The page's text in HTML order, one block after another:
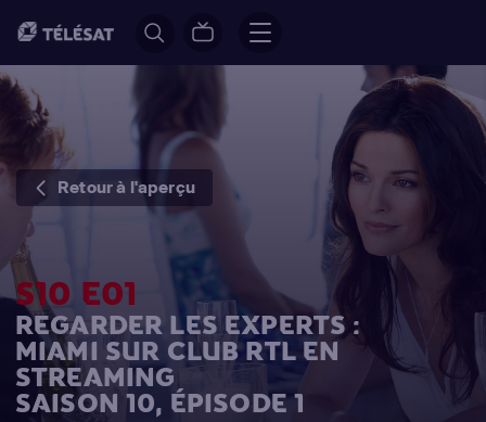
Retour à l'aperçu
S10 E01
REGARDER LES EXPERTS :
MIAMI SUR CLUB RTL EN
STREAMING
SAISON 10, ÉPISODE 1